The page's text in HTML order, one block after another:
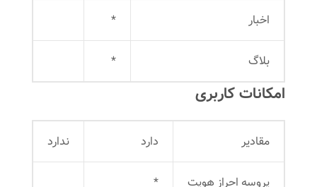
اخبار *
بلاگ *
امکانات کاربری
مقادیر دارد ندارد
پروسه احراز هویت *